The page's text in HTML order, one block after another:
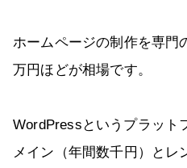
ホームページの制作を専門
万円ほどが相場です。
WordPressというプラット
メイン（年間数千円）とレ